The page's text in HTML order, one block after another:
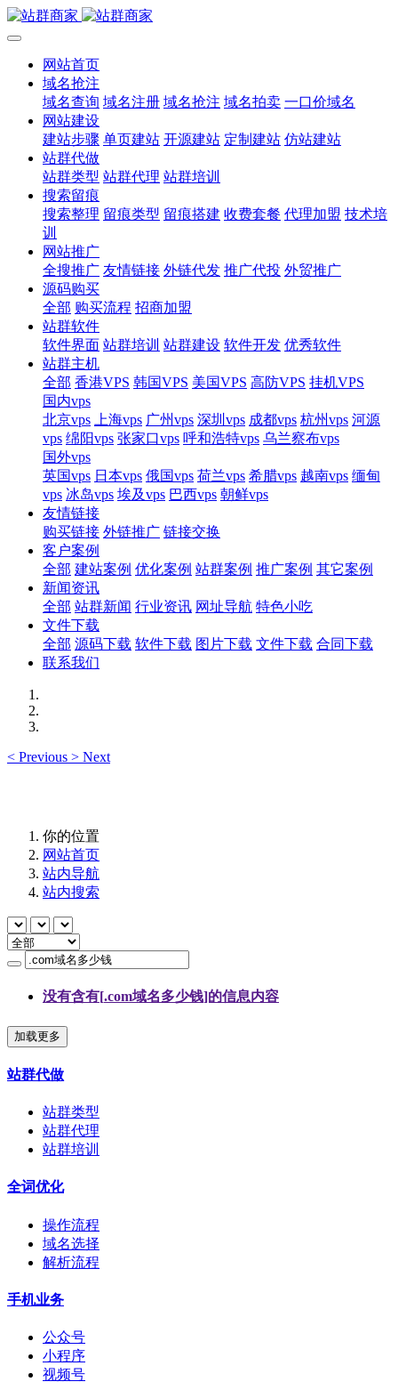
网站首页
域名抢注
域名查询 域名注册 域名抢注 域名拍卖 一口价域名
网站建设
建站步骤 单页建站 开源建站 定制建站 仿站建站
站群代做
站群类型 站群代理 站群培训
搜索留痕
搜索整理 留痕类型 留痕搭建 收费套餐 代理加盟 技术培
训
网站推广
全搜推广 友情链接 外链代发 推广代投 外贸推广
源码购买
全部 购买流程 招商加盟
站群软件
软件界面 站群培训 站群建设 软件开发 优秀软件
站群主机
全部 香港VPS 韩国VPS 美国VPS 高防VPS 挂机VPS
国内vps
北京vps
上海vps 广州vps 深圳vps 成都vps 杭州vps 河源
vps 绵阳vps 张家口vps 呼和浩特vps 乌兰察布vps
国外vps
英国vps 日本vps 俄国vps 荷兰vps 希腊vps 越南vps 缅甸
vps 冰岛vps 埃及vps 巴西vps 朝鲜vps
友情链接
购买链接 外链推广 链接交换
客户案例
全部 建站案例 优化案例 站群案例 推广案例 其它案例
新闻资讯
全部 站群新闻 行业资讯 网址导航 特色小吃
文件下载
全部 源码下载 软件下载 图片下载 文件下载 合同下载
联系我们
< Previous > Next
你的位置
网站首页
站内导航
站内搜索
没有含有[.com域名多少钱]的信息内容
加载更多
站群代做
站群类型
站群代理
站群培训
全词优化
操作流程
域名选择
解析流程
手机业务
公众号
小程序
视频号